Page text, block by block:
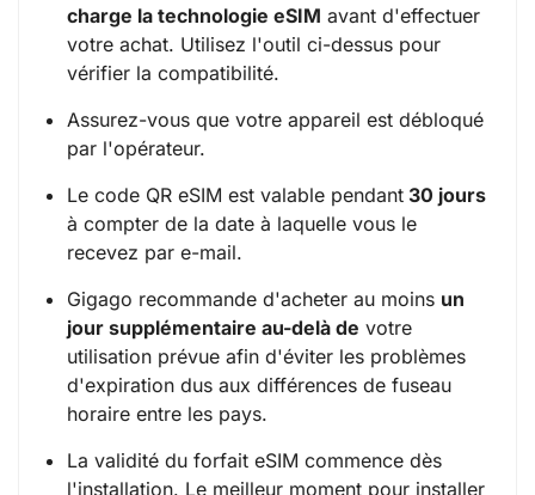
charge la technologie eSIM avant d'effectuer
votre achat. Utilisez l'outil ci-dessus pour
vérifier la compatibilité.
Assurez-vous que votre appareil est débloqué
par l'opérateur.
Le code QR eSIM est valable pendant 30 jours
à compter de la date à laquelle vous le
recevez par e-mail.
Gigago recommande d'acheter au moins un
jour supplémentaire au-delà de votre
utilisation prévue afin d'éviter les problèmes
d'expiration dus aux différences de fuseau
horaire entre les pays.
La validité du forfait eSIM commence dès
l'installation. Le meilleur moment pour installer